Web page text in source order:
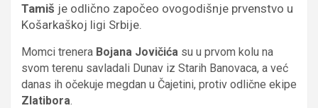
Tamiš je odlično započeo ovogodišnje prvenstvo u
Košarkaškoj ligi Srbije.
Momci trenera Bojana Jovičića su u prvom kolu na
svom terenu savladali Dunav iz Starih Banovaca, a već
danas ih očekuje megdan u Čajetini, protiv odlične ekipe
Zlatibora.